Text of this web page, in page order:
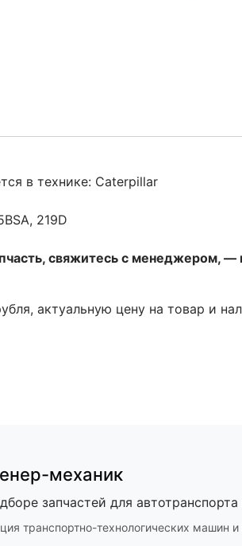
в технике: Caterpillar
219D
свяжитесь с менеджером,
актуальную цену на товар и
механик
запчастей для
транспортно-технологических машин